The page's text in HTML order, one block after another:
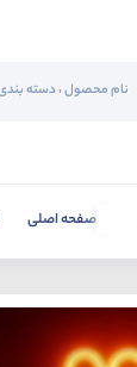
صفحه اصلی